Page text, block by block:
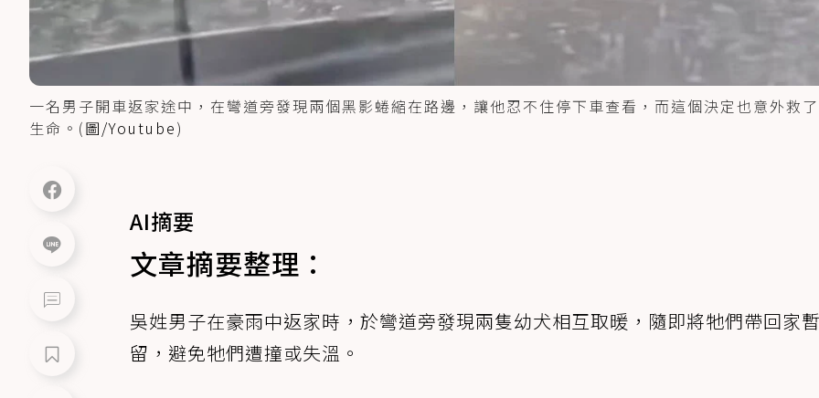
一名男子開車返家途中，在彎道旁發現兩個黑影蜷縮在路邊，讓他忍不住停下車查看，而這個決定也意外救
生命。(圖/Youtube)
AI摘要
文章摘要整理：
吳姓男子在豪雨中返家時，於彎道旁發現兩隻幼犬相互取暖，隨即將牠們帶回家
留，避免牠們遭撞或失溫。